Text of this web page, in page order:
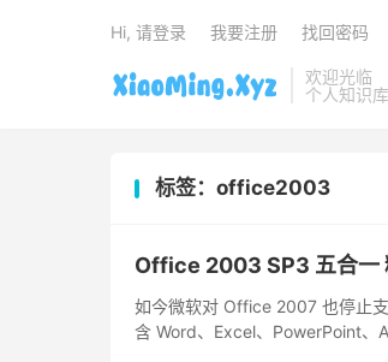
欢迎光临
个人知识
Hi, 请登录 我要注册 找回密码
标签：office2003
Office 2003 SP3 五合
如今微软对 Office 2007 也停止
含 Word、Excel、PowerPoint